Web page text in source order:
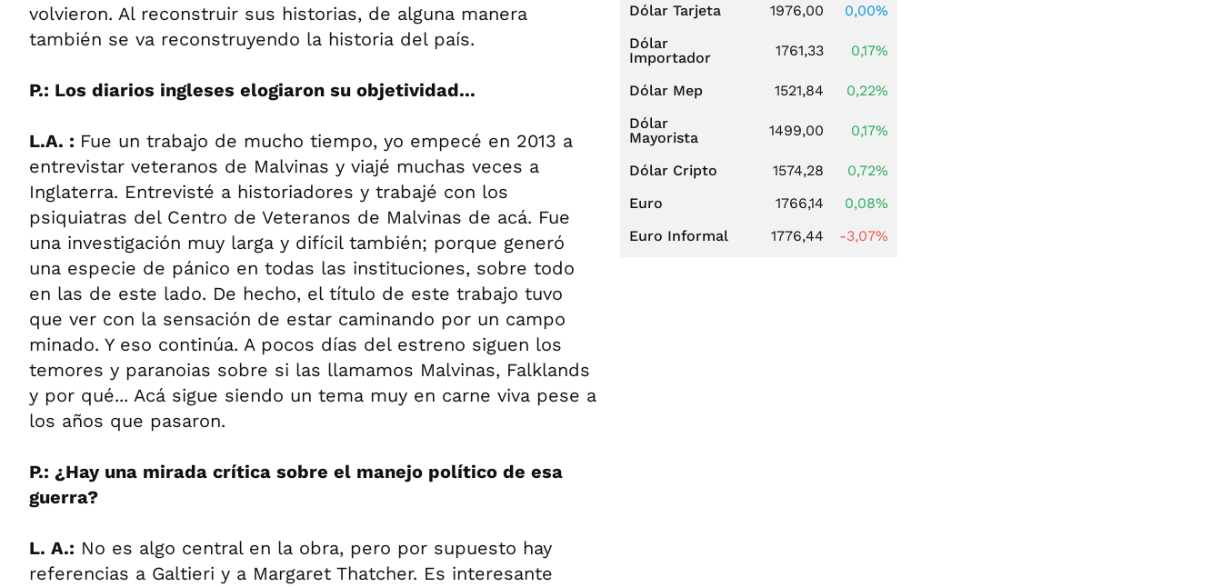
volvieron. Al reconstruir sus historias, de alguna manera
también se va reconstruyendo la historia del país.
P.: Los diarios ingleses elogiaron su objetividad...
L.A. : Fue un trabajo de mucho tiempo, yo empecé en 2013 a
entrevistar veteranos de Malvinas y viajé muchas veces a
Inglaterra. Entrevisté a historiadores y trabajé con los
psiquiatras del Centro de Veteranos de Malvinas de acá. Fue
una investigación muy larga y difícil también; porque generó
una especie de pánico en todas las instituciones, sobre todo
en las de este lado. De hecho, el título de este trabajo tuvo
que ver con la sensación de estar caminando por un campo
minado. Y eso continúa. A pocos días del estreno siguen los
temores y paranoias sobre si las llamamos Malvinas, Falklands
y por qué... Acá sigue siendo un tema muy en carne viva pese a
los años que pasaron.
P.: ¿Hay una mirada crítica sobre el manejo político de esa
guerra?
L. A.: No es algo central en la obra, pero por supuesto hay
referencias a Galtieri y a Margaret Thatcher. Es interesante
Dólar Tarjeta
1976,00
0,00%
Dólar
Importador
1761,33 0,17%
Dólar Mep 1521,84
0,22%
Dólar
Mayorista
1499,00 0,17%
Dólar Cripto 1574,28
0,72%
Euro
1766,14
0,08%
Euro Informal
1776,44 -3,07%